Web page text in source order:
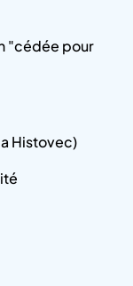
"cédée pour
Histovec)